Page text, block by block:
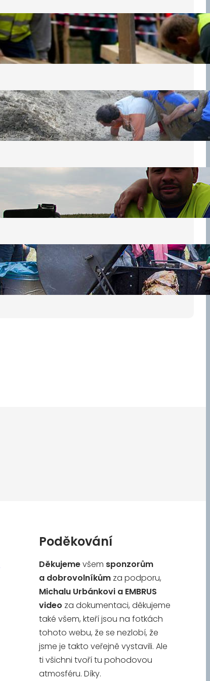
Nová pravidla pro účastníky
13 července, 2026
„Prase za prase“: Kdo doběhne
první, vyhraje!
30 června, 2026
Bezpečnost na prvním místě
15 května, 2026
Pro diváky
30 dubna, 2026
Poděkování
Děkujemevšem sponzorům
a dobrovolníkům za podporu,
Michalu Urbánkovi a EMBRUS
video za dokumentaci, děkujeme
také všem, kteří jsou na fotkách
tohoto webu, že se nezlobí, že
jsme je takto veřejně vystavili. Ale
ti všichni tvoří tu pohodovou
atmosféru. Díky.